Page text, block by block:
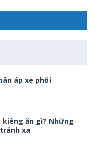
áp xe phổi
kiêng ăn gì? Những
xa